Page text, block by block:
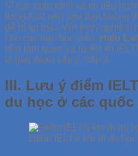
Vì các giáo trình và tài liệu
tiếng Anh nên nếu bạn không
dễ bị tụt hậu. Với kinh nghiệm
cho các bạn học viên, Halo
nên làm quen và luyện thi
là giai đoạn cấp 2, cấp 3.
III. Lưu ý điểm
du học ở các
Điểm IELTS khi đi du